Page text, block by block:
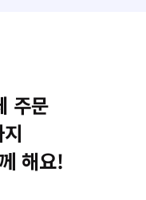
주문
해요!